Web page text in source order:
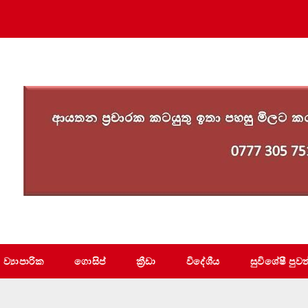
ව්‍යාපාරික ගොසිප් ක්‍රීඩා විදේශීය සුවිශේෂී